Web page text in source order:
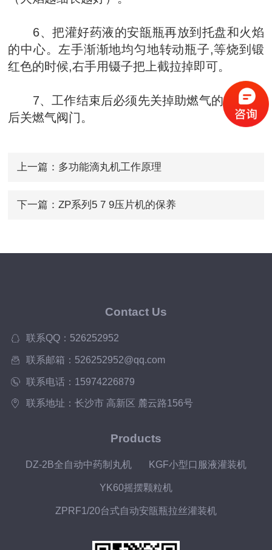
6、把灌好药液的安瓿瓶再放到托盘和火焰
的中心。左手渐渐地均匀地转动瓶子,等烧到锻
红色的时候,右手用镊子把上截拉掉即可。
7、工作结束后必须先关掉助燃气的阀门,而
后关燃气阀门。
上一篇： 多功能滴丸机工作原理
下一篇： ZP系列5 7 9压片机的保养
Contact Us
联系QQ：526252952
联系邮箱：526252952@qq.com
联系电话：15974226879
联系地址：长沙市 高新区 麓云路156号
Products
DZ-2B全自动中药制丸机 KGF小型口服液灌装机
YK60摇摆颗粒机
ZPRF1/20台式自动安瓿瓶拉丝灌装机